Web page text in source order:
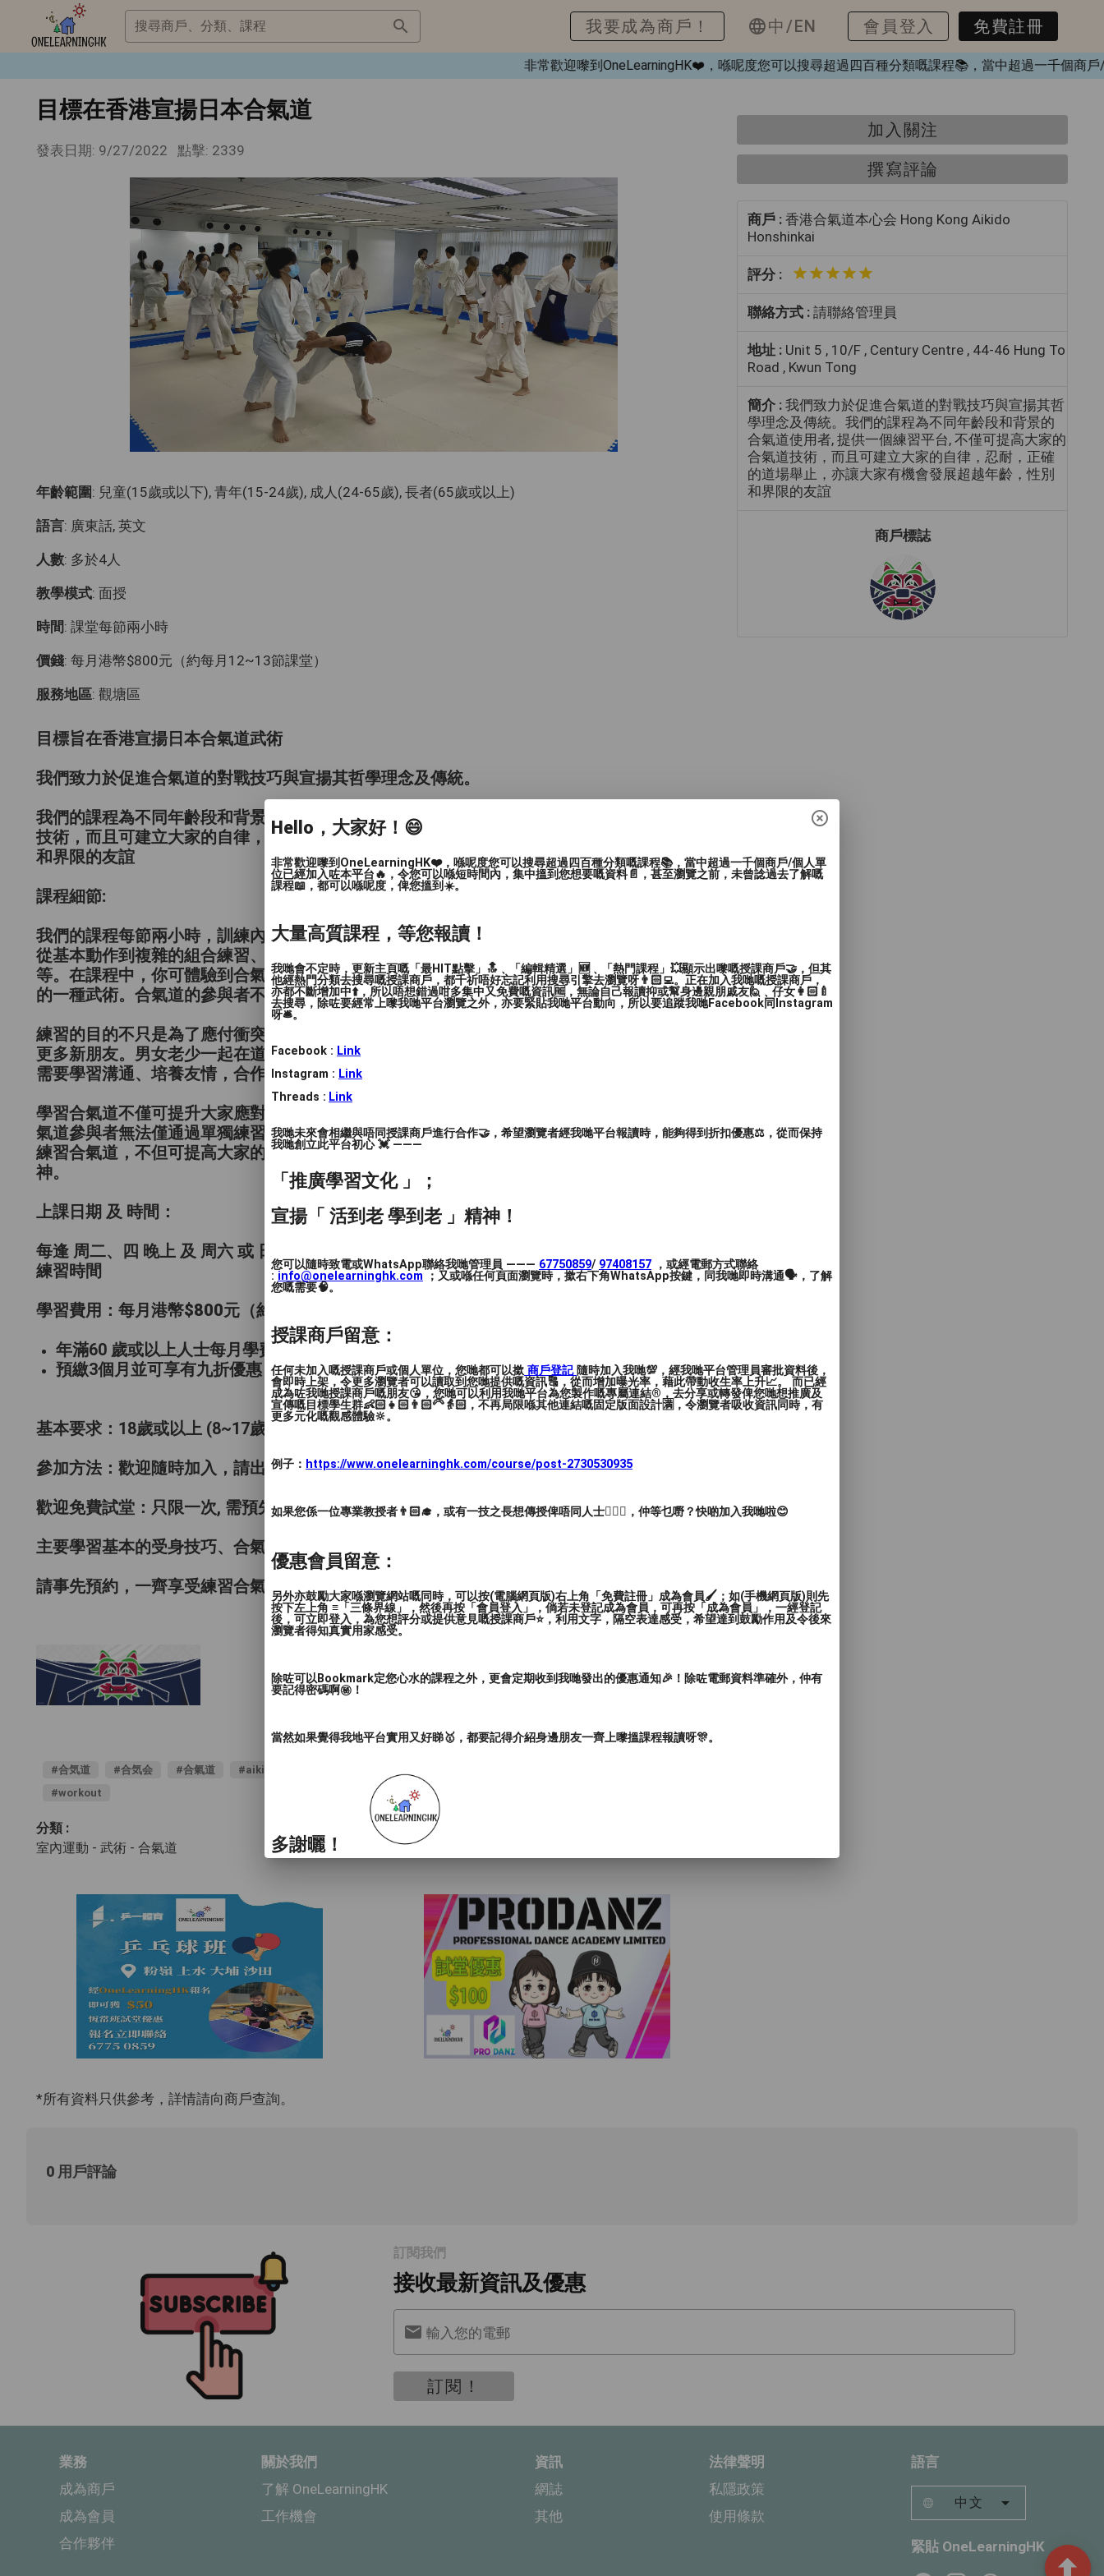
非常歡迎嚟到OneLearningHK❤️，喺呢度您可以搜尋超過四百種分類嘅課程📚，當中超過一千個商戶/
搜尋商戶、分類、課程 我要成為商戶！ 中/EN 會員登入 免費註冊
目標在香港宣揚日本合氣道
發表日期: 9/27/2022 點擊: 2339
年齡範圍: 兒童(15歲或以下), 青年(15-24歲), 成人(24-65歲), 長者(65歲或以上)
語言: 廣東話, 英文
人數: 多於4人
教學模式: 面授
時間: 課堂每節兩小時
價錢: 每月港幣$800元（約每月12~13節課堂）
服務地區: 觀塘區
目標旨在香港宣揚日本合氣道武術
我們致力於促進合氣道的對戰技巧與宣揚其哲學理念及傳統。
我​們的課程為不同年齡段和背景的合氣道使用者, 提供一個練習平台, 不僅可提高大家的合氣道
技術，而且可建立大家的自律，忍耐，正確的道場舉止，亦讓大家有機會發展超越年齡，性別
和界限的友誼
課程細節:
我們的課程每節兩小時，訓練內容無分級別，所有學員都可一起練習。 每次課堂由淺入深，
從基本動作到複雜的組合練習、道場禮儀、合氣道手法、步法、受身、關節技、摔倒和投技
等。在課程中，你可體驗到合氣道是一種順其自然、體現和諧之道，自然而非暴力、非競爭性
的一種武術。合氣道的參與者不主動攻擊，不易養成爭強好鬥的性格。
練習的目的不只是為了應付衝突時的實況，也協助了解武術運動的原則。 重點還有可以認識
更多新朋友。男女老少一起在道場上訓練流汗、在向各自目標邁進的過程中除了互相競技，更
需要學習溝通、培養友情，合作要素。
學習合氣道不僅可提升大家應對實戰的能力，亦是唯一可理解合氣道基本原理的一種方法。合
氣道參與者無法僅通過單獨練習來達到大師級水平。不同年紀的男女學員, 通過在道場中不斷
練習合氣道，不但可提高大家的戰鬥技巧，還可增加溝通能力，發展友誼並建立團隊合作精
神。
上課日期 及 時間：
每逢 周二、四 晚上 及 周六 或 日 下午，地點為港九兩地的私營及政府體育設施。 瀏覽我們的
練習時間
學習費用：每月港幣$800元 （約每月12~13節課堂）​
年滿60 歲或以上人士每月學費減半
預繳3個月並可享有九折優惠（逢1、4、7及10月份才可使用預繳優惠）
基本要求： 18歲或以上 (8~17歲需要家長同意)，無分性別。
參加方法： 歡迎隨時加入，請出席課堂時連同申請表及月費交給道場老師即可
歡迎免費試堂： 只限一次, 需預先約課
主要學習基本的受身技巧、合氣道 基本動作 及 技法 (正面打一教、片手取四方投)。
請事先預約，一齊享受練習合氣道的樂趣。
#合気道 #合気会 #合氣道 #aikido
#workout
分類 :
室內運動 - 武術 - 合氣道
*所有資料只供參考，詳情請向商戶查詢。
加入關注
撰寫評論
商戶 : 香港合氣道本心会 Hong Kong Aikido
Honshinkai
評分 :
聯絡方式 : 請聯絡管理員
地址 : Unit 5 , 10/F , Century Centre , 44-46 Hung To
Road , Kwun Tong
簡介 : 我們致力於促進合氣道的對戰技巧與宣揚其哲
學理念及傳統。我​們的課程為不同年齡段和背景的
合氣道使用者, 提供一個練習平台, 不僅可提高大家的
合氣道技術，而且可建立大家的自律，忍耐，正確
的道場舉止，亦讓大家有機會發展超越年齡，性別
和界限的友誼
商戶標誌
0 用戶評論
訂閱我們
接收最新資訊及優惠
輸入您的電郵
訂閱！
業務
成為商戶
成為會員
合作夥伴
關於我們
了解 OneLearningHK
工作機會
資訊
網誌
其他
法律聲明
私隱政策
使用條款
語言
中文
緊貼 OneLearningHK
Hello，大家好！😄
非常歡迎嚟到OneLearningHK❤️，喺呢度您可以搜尋超過四百種分類嘅課程📚，當中超過一千個商戶/個人單
位已經加入咗本平台🔥，令您可以喺短時間內，集中搵到您想要嘅資料📄，甚至瀏覽之前，未曾諗過去了解嘅
課程📖，都可以喺呢度，俾您搵到☀️。
大量高質課程，等您報讀！
我哋會不定時，更新主頁嘅「最HIT點擊」🔝﹑「編輯精選」🆕﹑「熱門課程」💥顯示出嚟嘅授課商戶🤝，但其
他經熱門分類去搜尋嘅授課商戶，都千祈唔好忘記利用搜尋引擎去瀏覽呀👨🏻‍💻。正在加入我哋嘅授課商戶，
亦都不斷增加中⬆️，所以唔想錯過咁多集中又免費嘅資訊🆓，無論自己報讀抑或幫身邊親朋戚友🙋﹑仔女👩🏻‍🍼
去搜尋，除咗要經常上嚟我哋平台瀏覽之外，亦要緊貼我哋平台動向，所以要追蹤我哋Facebook同Instagram
呀🛎️。
Facebook : Link
Instagram : Link
Threads : Link
我哋未來會相繼與唔同授課商戶進行合作🤝，希望瀏覽者經我哋平台報讀時，能夠得到折扣優惠⚖️，從而保持
我哋創立此平台初心 💓 ———
「推廣學習文化 」；
宣揚「 活到老 學到老 」精神！
您可以隨時致電或WhatsApp聯絡我哋管理員 ——— 67750859/ 97408157 ，或經電郵方式聯絡
: info@onelearninghk.com ；又或喺任何頁面瀏覽時，撳右下角WhatsApp按鍵，同我哋即時溝通🗣️，了解
您嘅需要🧠。
授課商戶留意：
任何未加入嘅授課商戶或個人單位，您哋都可以撳 商戶登記 隨時加入我哋💯，經我哋平台管理員審批資料後，
會即時上架，令更多瀏覽者可以讀取到您哋提供嘅資訊🔠，從而增加曝光率，藉此帶動收生率上升📈。 而已經
成為咗我哋授課商戶嘅朋友😘，您哋可以利用我哋平台為您製作嘅專屬連結®️，去分享或轉發俾您哋想推廣及
宣傳嘅目標學生群👶🏻👧🏻👨🏻‍🦳👵🏻，不再局限喺其他連結嘅固定版面設計🈵，令瀏覽者吸收資訊同時，有
更多元化嘅觀感體驗🔆。
例子： https://www.onelearninghk.com/course/post-2730530935
如果您係一位專業教授者👨🏻‍🎓，或有一技之長想傳授俾唔同人士🙋🏻‍♂️，仲等乜嘢？快啲加入我哋啦😊
優惠會員留意：
另外亦鼓勵大家喺瀏覽網站嘅同時，可以按(電腦網頁版)右上角「免費註冊」成為會員🖌️；如(手機網頁版)則先
按下左上角 ≡「三條界線」，然後再按「會員登入」，倘若未登記成為會員，可再按「成為會員」，一經登記
後，可立即登入，為您想評分或提供意見嘅授課商戶⭐️，利用文字，隔空表達感受，希望達到鼓勵作用及令後來
瀏覽者得知真實用家感受。
除咗可以Bookmark定您心水的課程之外，更會定期收到我哋發出的優惠通知🎉！除咗電郵資料準確外，仲有
要記得密碼啊㊙️！
當然如果覺得我地平台實用又好睇🥇，都要記得介紹身邊朋友一齊上嚟搵課程報讀呀🎊。
多謝曬！